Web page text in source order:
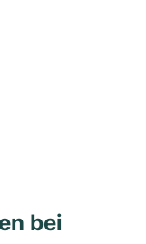
bei